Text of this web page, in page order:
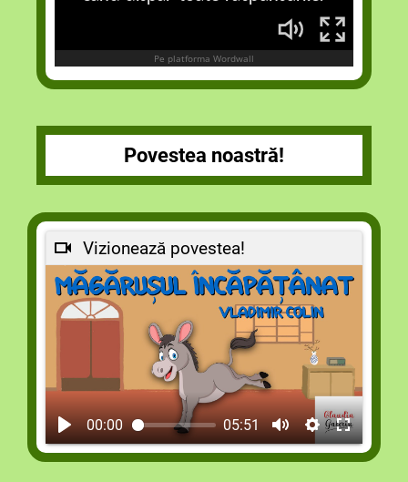
Povestea noastră!
Vizionează povestea!
00:00 05:51